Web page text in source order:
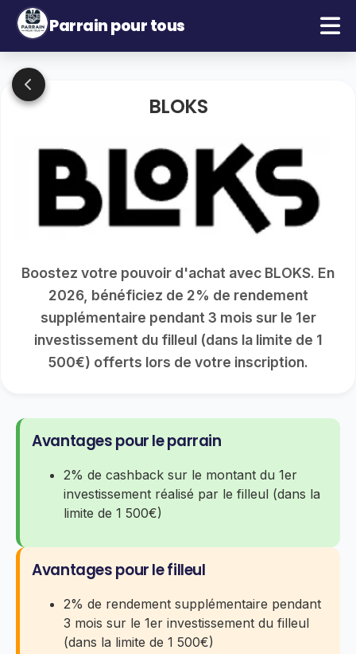
Parrain pour tous
BLOKS
Boostez votre pouvoir d'achat avec BLOKS. En
2026, bénéficiez de 2% de rendement
supplémentaire pendant 3 mois sur le 1er
investissement du filleul (dans la limite de 1
500€) offerts lors de votre inscription.
Avantages pour le parrain
2% de cashback sur le montant du 1er
investissement réalisé par le filleul (dans la
limite de 1 500€)
Avantages pour le filleul
2% de rendement supplémentaire pendant
3 mois sur le 1er investissement du filleul
(dans la limite de 1 500€)